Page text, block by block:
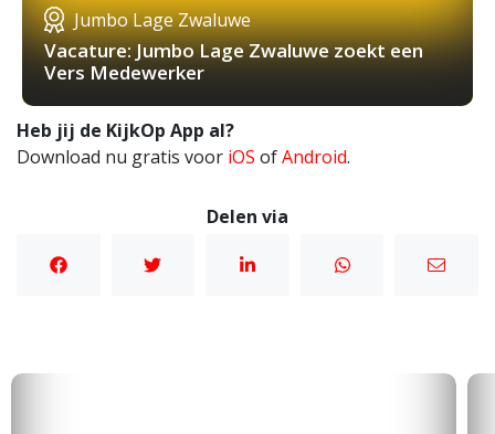
Jumbo Lage Zwaluwe
Vacature: Jumbo Lage Zwaluwe zoekt een
Vers Medewerker
Heb jij de KijkOp App al?
Download nu gratis voor iOS ofAndroid.
Delen via